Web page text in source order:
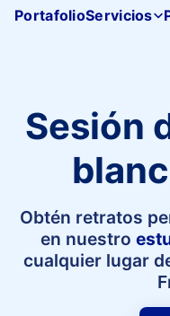
PortafolioServicios
Sesión
Obtén retratos
en nuestro
cualquier lugar